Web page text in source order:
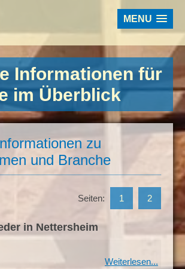
MENU
Informationen für
im Überblick
zu
und Branche
Seiten: 1 2
in Nettersheim
Weiterlesen...